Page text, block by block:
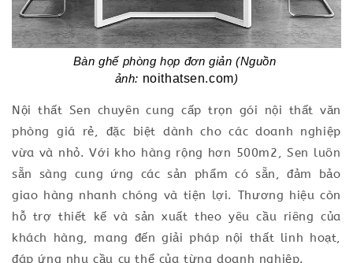
Bàn ghế phòng họp đơn giản (Nguồn
ảnh: noithatsen.com)
Nội thất Sen chuyên cung cấp trọn gói nội thất văn
phòng giá rẻ, đặc biệt dành cho các doanh nghiệp
vừa và nhỏ. Với kho hàng rộng hơn 500m2, Sen luôn
sẵn sàng cung ứng các sản phẩm có sẵn, đảm bảo
giao hàng nhanh chóng và tiện lợi. Thương hiệu còn
hỗ trợ thiết kế và sản xuất theo yêu cầu riêng của
khách hàng, mang đến giải pháp nội thất linh hoạt,
đáp ứng nhu cầu cụ thể của từng doanh nghiệp.